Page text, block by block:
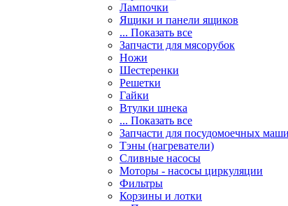
Лампочки
Ящики и панели ящиков
... Показать все
Запчасти для мясорубок
Ножи
Шестеренки
Решетки
Гайки
Втулки шнека
... Показать все
Запчасти для посудомоечных
Тэны (нагреватели)
Сливные насосы
Моторы - насосы циркуляции
Фильтры
Корзины и лотки